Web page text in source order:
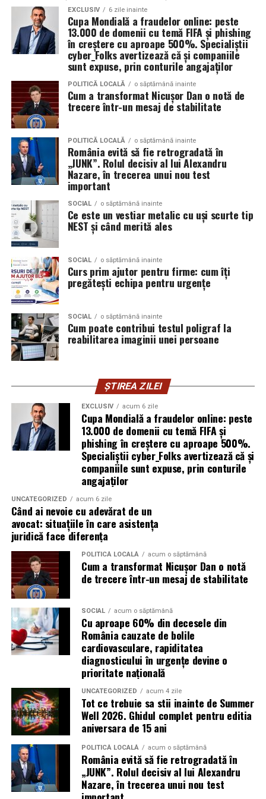
în care aceasta lucrează.
Tehnologiile deepfake sunt folosite și pentru clipuri în
care jucători sau prezentatori cunoscuți par să
promoveze tombole, platforme de pariuri sau câștiguri
garantate, distribuite apoi prin reclame pe rețelele
sociale.
Aceste instrumente reduc semnificativ timpul și nivelul
de pregătire tehnică necesare pentru lansarea unei
campanii de fraudă. În locul mesajelor generale și ușor
de recunoscut, atacatorii pot genera rapid comunicări
personalizate pentru anumite industrii, departamente
sau categorii profesionale.
„Echipa noastră de cybersecurity monitorizează activ
vulnerabilitățile și intervine proactiv la nivelul
infrastructurii, de la filtrarea traficului malițios până la
izolarea site-urilor compromise. Dar phishingul nu
exploatează doar serverele, ci mai ales oamenii. Niciun
furnizor de hosting nu poate opri un utilizator să își
introducă parola pe o pagină clonată. În acel moment,
vigilența utilizatorului rămâne prima linie de apărare”,
explică Horațiu Șimon, Chief Technology Officer
cyber_Folks România.
informările din ultima lună amenințările asociate
turneului, de la fraude online și furtul datelor până la
operațiuni de dezinformare.
Avertismentele publice s-au concentrat în principal
asupra fanilor și infrastructurii orașelor gazdă, însă
specialiștii atrag atenția că firmele pot fi afectate
inclusiv atunci când nu au nicio legătură directă cu
industria sportului, turismului sau vânzarea de bilete.
Atacurile sunt mai eficiente în contextul
evenimentelor globale
Campaniile de phishing asociate evenimentelor
importante profită de interesul public ridicat, de
presiunea timpului și de teama utilizatorilor că ar putea
pierde o ofertă sau o oportunitate. Mesajele care anunță
ultimele bilete disponibile, acces limitat la o transmisie
sau câștigarea unui premiu pot determina utilizatorii să
reacționeze înainte de a verifica sursa.
Turneul se încheie pe 19 iulie, iar specialiștii anticipează
o intensificare a activității frauduloase în perioada
finalei. Printre cele mai utilizate pretexte se numără
transmisiunile pirat, biletele revândute, pariurile,
tombolele, concursurile și falsele oferte de călătorie.
Pentru a răspunde riscurilor tot mai complexe,
cyber_Folks a lansat la finalul lunii iunie robo_Folks,
primul asistent AI integrat într-un panou de hosting
activitate distractivă, ce le captează atenția.
Turnul din pahare
Un alt joc pe care îl poți încerca la petrecerea copilului
tău, este construirea unui turn din pahare. Împarte
copiii în două echipe, care vor primi câte 10 pahare. La
bază se așază patru pahare, urmând apoi să se pună un
rând de 3 pahare, respectiv 2 și 1 pahar. Câștigă echipa
care construiește cel mai repede un turn stabil, fără să
se dărâme.
Fiecare dintre aceste activități poate fi exact
ingredientul surpriză al petrecerii pe care o organizezi
pentru copilul tău. Invitații mici și mari se vor distra,
bucurându-se de jocuri distractive și creând amintiri
unice.
EXCLUSIV 6 zile inainte
Cupa Mondială a fraudelor online: peste
13.000 de domenii cu temă FIFA și phishing
în creștere cu aproape 500%. Specialiștii
cyber_Folks avertizează că și companiile
sunt expuse, prin conturile angajaților
POLITICĂ LOCALĂ o săptămână inainte
Cum a transformat Nicușor Dan o notă de
trecere într-un mesaj de stabilitate
POLITICĂ LOCALĂ o săptămână inainte
România evită să fie retrogradată în
„JUNK”. Rolul decisiv al lui Alexandru
Nazare, în trecerea unui nou test
important
SOCIAL o săptămână inainte
Ce este un vestiar metalic cu uși scurte tip
NEST și când merită ales
SOCIAL o săptămână inainte
Curs prim ajutor pentru firme: cum îți
pregătești echipa pentru urgențe
SOCIAL o săptămână inainte
Cum poate contribui testul poligraf la
reabilitarea imaginii unei persoane
ȘTIREA ZILEI
EXCLUSIV acum 6 zile
Cupa Mondială a fraudelor online: peste
13.000 de domenii cu temă FIFA și
phishing în creștere cu aproape 500%.
Specialiștii cyber_Folks avertizează că și
companiile sunt expuse, prin conturile
angajaților
UNCATEGORIZED acum 6 zile
Când ai nevoie cu adevărat de un
avocat: situațiile în care asistența
juridică face diferența
POLITICĂ LOCALĂ acum o săptămână
Cum a transformat Nicușor Dan o notă
de trecere într-un mesaj de stabilitate
SOCIAL acum o săptămână
Cu aproape 60% din decesele din
România cauzate de bolile
cardiovasculare, rapiditatea
diagnosticului în urgențe devine o
prioritate națională
UNCATEGORIZED acum 4 zile
Tot ce trebuie sa stii inainte de Summer
Well 2026. Ghidul complet pentru editia
aniversara de 15 ani
POLITICĂ LOCALĂ acum o săptămână
România evită să fie retrogradată în
„JUNK”. Rolul decisiv al lui Alexandru
Nazare, în trecerea unui nou test